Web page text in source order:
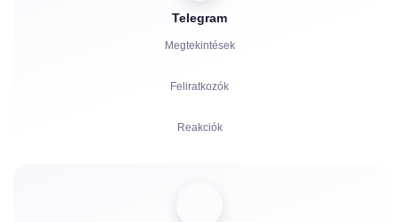
Hallgatottság
Telegram
Megtekintések
Feliratkozók
Reakciók